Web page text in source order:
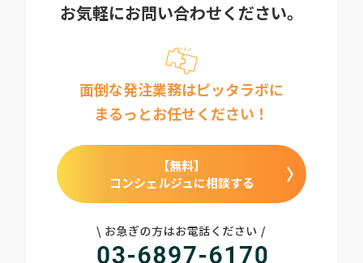
お気軽にお問い合わせください。
面倒な発注業務はピッタラボに
まるっとお任せください！
【無料】
コンシェルジュに相談する